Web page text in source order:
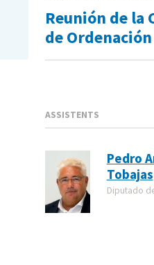
Reunión de
de
ASSISTENTS
Pedro
Tobajas
Diputado